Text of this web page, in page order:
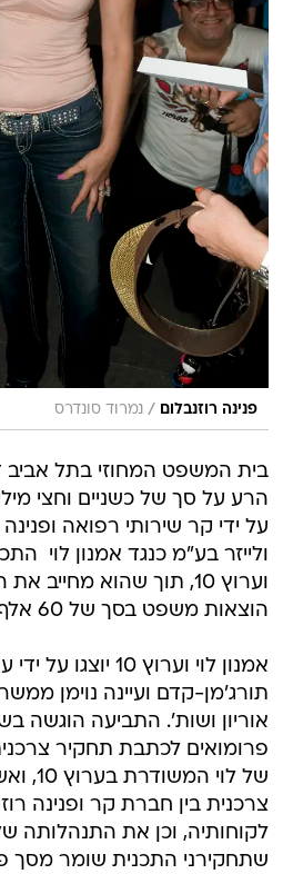
פנינה רוזנבלום / נמרוד סונדרס
בית המשפט המחוזי בתל
הרע על סך של כשניים וחצי
על ידי קר שירותי רפואה
ולייזר בע"מ כנגד אמנון לוי 
וערוץ 10, תוך שהוא
הוצאות משפט בסך של 60 אלף שקלים.
אמנון לוי וערוץ 10
תורג'מן-קדם ועיינה נוימן
פרומואים לכתבת תחקיר
של לוי
צרכנית בין חברת קר ופנינה
לקוחותיה, וכן את התנהלותה
שתחקירני התכנית שומר מסך